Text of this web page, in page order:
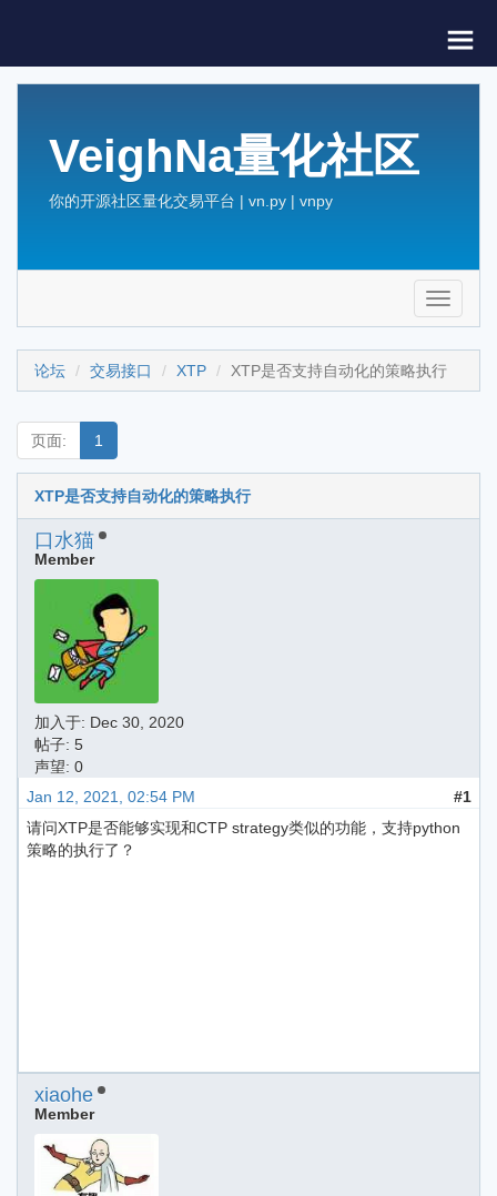
VeighNa量化社区
你的开源社区量化交易平台 | vn.py | vnpy
Toggle
论坛 交易接口 XTP XTP是否支持自动化的策略执行
页面: 1
XTP是否支持自动化的策略执行
口水猫
Member
加入于: Dec 30, 2020
帖子: 5
声望: 0
Jan 12, 2021, 02:54 PM
#1
请问XTP是否能够实现和CTP strategy类似的功能，支持python
策略的执行了？
xiaohe
Member